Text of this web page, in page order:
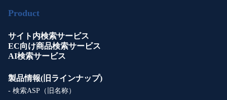
Product
サイト内検索サービス
EC向け商品検索サービス
AI検索サービス
製品情報(旧ラインナップ)
- 検索ASP（旧名称）